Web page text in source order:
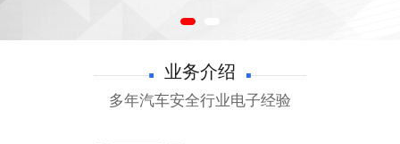
业务介绍
多年汽车安全行业电子经验